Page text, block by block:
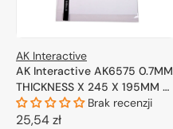
AK Interactive
AK Interactive AK6575 0.7MM
THICKNESS X 245 X 195MM –
STYRENE SHEET – (2 UNITS)
Brak recenzji
Cena
25,54 zł